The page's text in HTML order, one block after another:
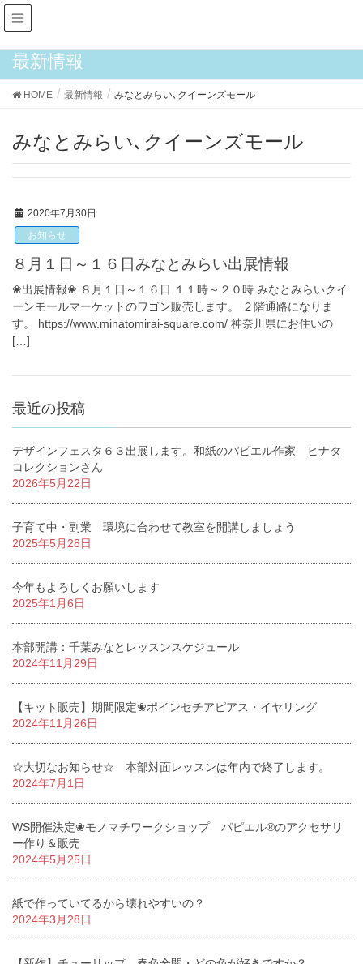
最新情報
HOME 最新情報 みなとみらい､クイーンズモール
みなとみらい､クイーンズモール
2020年7月30日
お知らせ
８月１日～１６日みなとみらい出展情報
❀出展情報❀ ８月１日～１６日 １１時～２０時 みなとみらいクイ
ーンモールマーケットのワゴン販売します。 ２階通路になりま
す。 https://www.minatomirai-square.com/ 神奈川県にお住いの
[…]
最近の投稿
デザインフェスタ６３出展します。和紙のパピエル作家 ヒナタ
コレクションさん
2026年5月22日
子育て中・副業 環境に合わせて教室を開講しましょう
2025年5月28日
今年もよろしくお願いします
2025年1月6日
本部開講：千葉みなとレッスンスケジュール
2024年11月29日
【キット販売】期間限定❀ポインセチアピアス・イヤリング
2024年11月26日
☆大切なお知らせ☆ 本部対面レッスンは年内で終了します。
2024年7月1日
WS開催決定❀モノマチワークショップ パピエル®のアクセサリ
ー作り＆販売
2024年5月25日
紙で作っていてるから壊れやすいの？
2024年3月28日